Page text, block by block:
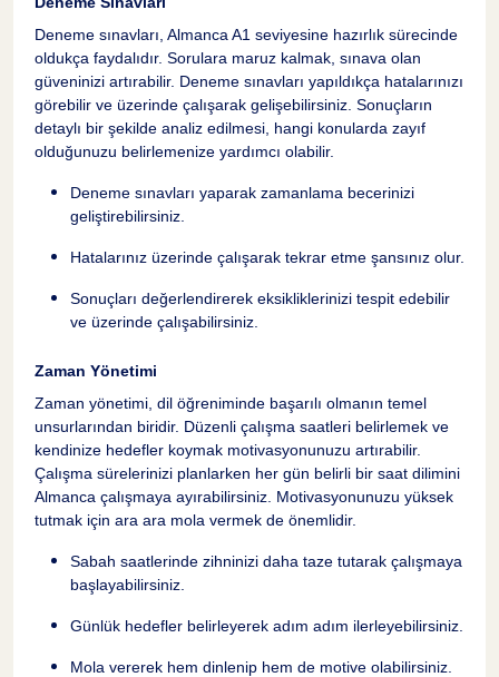
12 Basit Konuşmalar
13 Günlük Diyaloglar
14 Kısa Hikayeler
17 Sorular Sorma
18 Basit Cevaplar Verme
19 Pratik Yapma Yolları
20 Okuma ve Anlama Becerileri
Deneme sınavları, Almanca A1 seviyesine hazırlık sürecinde
oldukça faydalıdır. Sorulara maruz kalmak, sınava olan
güveninizi artırabilir. Deneme sınavları yapıldıkça hatalarınızı
görebilir ve üzerinde çalışarak gelişebilirsiniz. Sonuçların
detaylı bir şekilde analiz edilmesi, hangi konularda zayıf
olduğunuzu belirlemenize yardımcı olabilir.
Deneme sınavları yaparak zamanlama becerinizi
geliştirebilirsiniz.
Hatalarınız üzerinde çalışarak tekrar etme şansınız olur.
Sonuçları değerlendirerek eksikliklerinizi tespit edebilir
ve üzerinde çalışabilirsiniz.
Zaman Yönetimi
Zaman yönetimi, dil öğreniminde başarılı olmanın temel
unsurlarından biridir. Düzenli çalışma saatleri belirlemek ve
kendinize hedefler koymak motivasyonunuzu artırabilir.
Çalışma sürelerinizi planlarken her gün belirli bir saat dilimini
Almanca çalışmaya ayırabilirsiniz. Motivasyonunuzu yüksek
tutmak için ara ara mola vermek de önemlidir.
Sabah saatlerinde zihninizi daha taze tutarak çalışmaya
başlayabilirsiniz.
Günlük hedefler belirleyerek adım adım ilerleyebilirsiniz.
Mola vererek hem dinlenip hem de motive olabilirsiniz.